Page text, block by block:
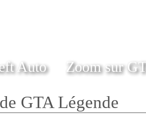
Auto Zoom sur
GTA Légende